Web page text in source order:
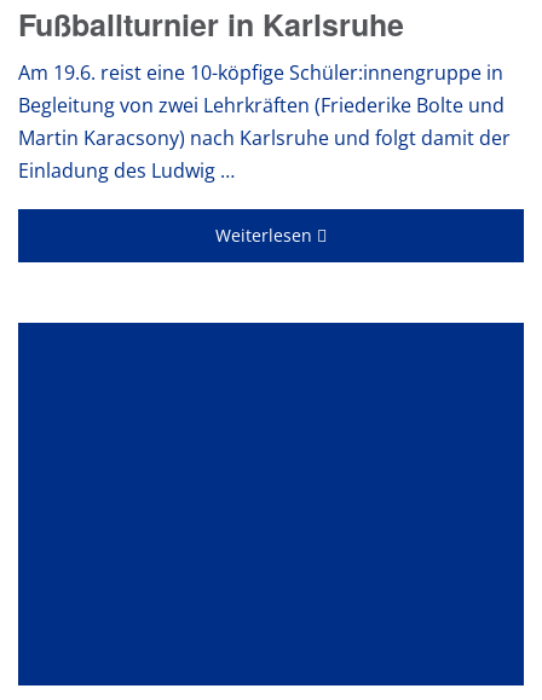
Fußballturnier in Karlsruhe
Am 19.6. reist eine 10-köpfige Schüler:innengruppe in
Begleitung von zwei Lehrkräften (Friederike Bolte und
Martin Karacsony) nach Karlsruhe und folgt damit der
Einladung des Ludwig …
Weiterlesen